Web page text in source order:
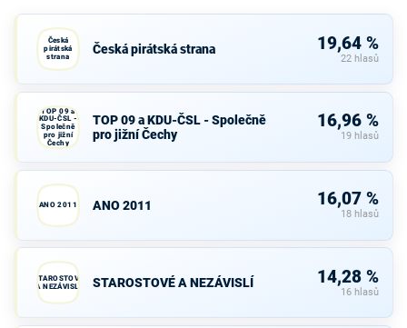
Česká
pirátská
strana
Česká pirátská strana 19,64 %
22 hlasů
TOP 09 a
KDU-ČSL -
Společně
pro jižní
Čechy
TOP 09 a KDU-ČSL - Společně
pro jižní Čechy
16,96 %
19 hlasů
ANO 2011 ANO 2011 16,07 %
18 hlasů
STAROSTOVÉ
A NEZÁVISLÍ
STAROSTOVÉ A NEZÁVISLÍ 14,28 %
16 hlasů